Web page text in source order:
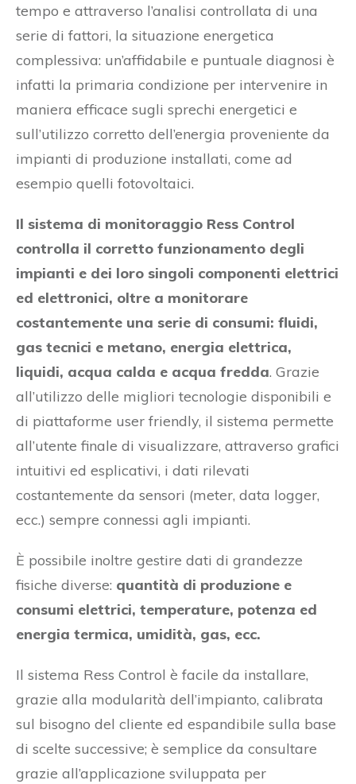
tempo e attraverso l’analisi controllata di una
serie di fattori, la situazione energetica
complessiva: un’affidabile e puntuale diagnosi è
infatti la primaria condizione per intervenire in
maniera efficace sugli sprechi energetici e
sull’utilizzo corretto dell’energia proveniente da
impianti di produzione installati, come ad
esempio quelli fotovoltaici.
Il sistema di monitoraggio Ress Control
controlla il corretto funzionamento degli
impianti e dei loro singoli componenti elettrici
ed elettronici, oltre a monitorare
costantemente una serie di consumi: fluidi,
gas tecnici e metano, energia elettrica,
liquidi, acqua calda e acqua fredda. Grazie
all’utilizzo delle migliori tecnologie disponibili e
di piattaforme user friendly, il sistema permette
all’utente finale di visualizzare, attraverso grafici
intuitivi ed esplicativi, i dati rilevati
costantemente da sensori (meter, data logger,
ecc.) sempre connessi agli impianti.
È possibile inoltre gestire dati di grandezze
fisiche diverse: quantità di produzione e
consumi elettrici, temperature, potenza ed
energia termica, umidità, gas, ecc.
Il sistema Ress Control è facile da installare,
grazie alla modularità dell’impianto, calibrata
sul bisogno del cliente ed espandibile sulla base
di scelte successive; è semplice da consultare
grazie all’applicazione sviluppata per